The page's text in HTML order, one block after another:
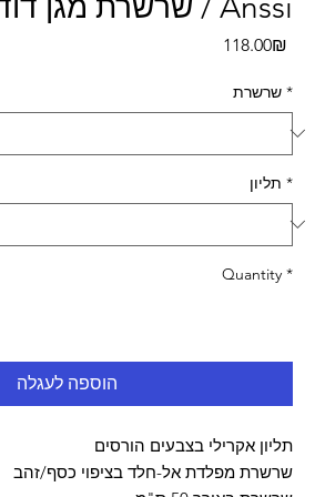
‏118.00 ‏₪
שרשרת *
תליון *
Quantity *
הוספה לעגלה
תליון אקרילי בצבעים הורסים
שרשרת מפלדת אל-חלד בציפוי כסף/זהב